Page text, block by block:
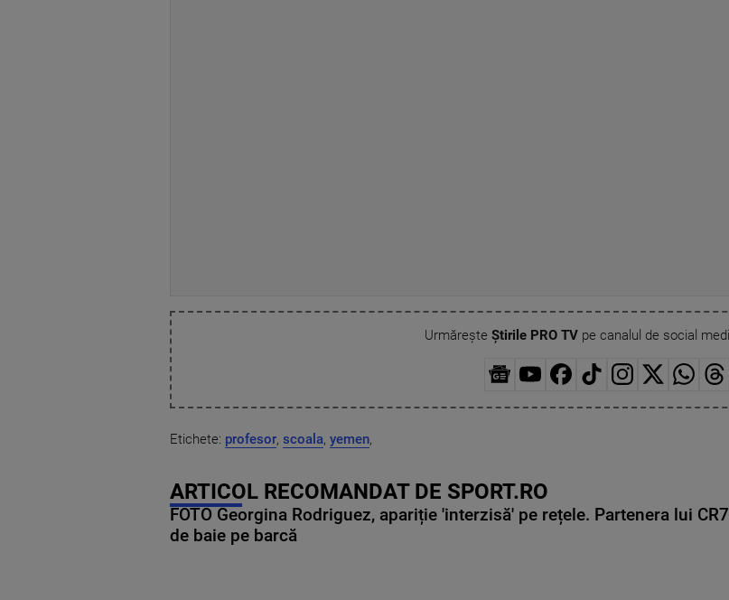
Urmărește Știrile PRO TVpe canalul de social
Etichete: profesor, scoala, yemen,
ARTICOL RECOMANDAT DE SPORT.RO
FOTO Georgina Rodriguez, apariție 'interzisă' pe rețele. Partenera lui
de baie pe barcă